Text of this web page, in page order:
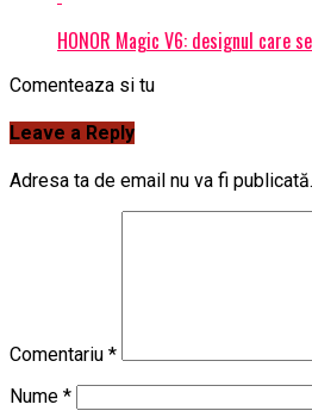
HONOR Magic V6: designul care
Comenteaza si tu
Leave a Reply
Adresa ta de email nu va fi publicată.
Comentariu *
Nume *